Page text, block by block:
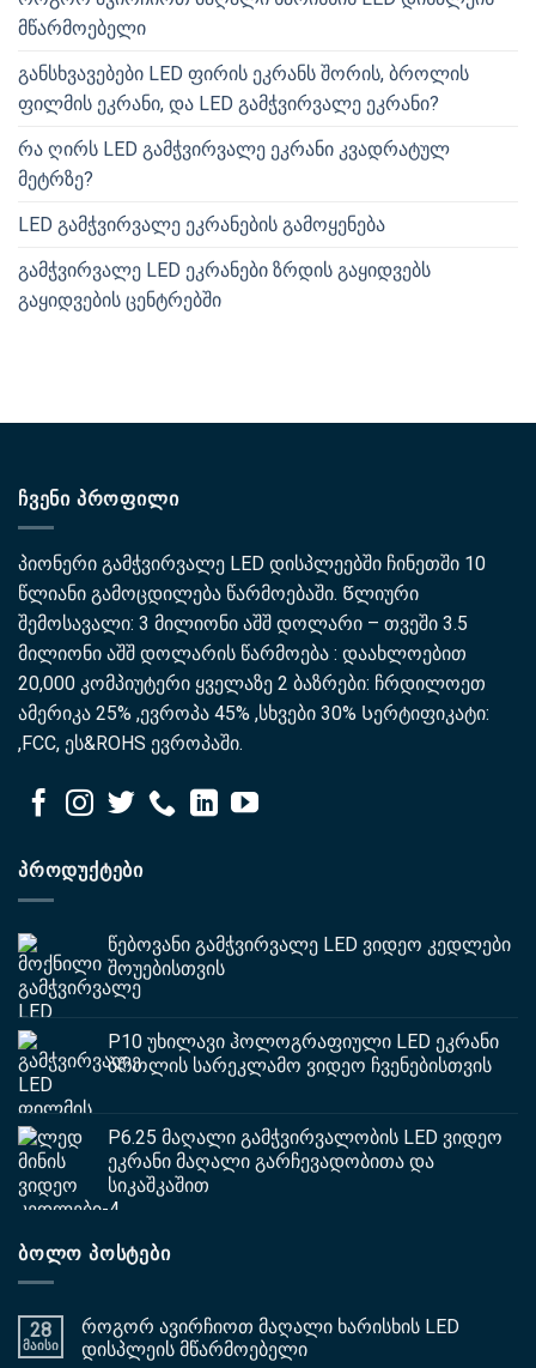
მწარმოებელი
განსხვავებები LED ფირის ეკრანს შორის, ბროლის
ფილმის ეკრანი, და LED გამჭვირვალე ეკრანი?
რა ღირს LED გამჭვირვალე ეკრანი კვადრატულ
მეტრზე?
LED გამჭვირვალე ეკრანების გამოყენება
გამჭვირვალე LED ეკრანები ზრდის გაყიდვებს
გაყიდვების ცენტრებში
ᲩᲕᲔᲜᲘ ᲞᲠᲝᲤᲘᲚᲘ
პიონერი გამჭვირვალე LED დისპლეებში ჩინეთში 10
წლიანი გამოცდილება წარმოებაში. Წლიური
შემოსავალი: 3 მილიონი აშშ დოლარი – თვეში 3.5
მილიონი აშშ დოლარის წარმოება : დაახლოებით
20,000 კომპიუტერი ყველაზე 2 ბაზრები: ჩრდილოეთ
ამერიკა 25% ,ევროპა 45% ,სხვები 30% Სერტიფიკატი:
,FCC, ეს&ROHS ევროპაში.
ᲞᲠᲝᲓᲣᲥᲢᲔᲑᲘ
წებოვანი გამჭვირვალე LED ვიდეო კედლები
შოუებისთვის
P10 უხილავი ჰოლოგრაფიული LED ეკრანი
ბროლის სარეკლამო ვიდეო ჩვენებისთვის
P6.25 მაღალი გამჭვირვალობის LED ვიდეო
ეკრანი მაღალი გარჩევადობითა და
სიკაშკაშით
ᲑᲝᲚᲝ ᲞᲝᲡᲢᲔᲑᲘ
28
მაისი
როგორ ავირჩიოთ მაღალი ხარისხის LED
დისპლეის მწარმოებელი